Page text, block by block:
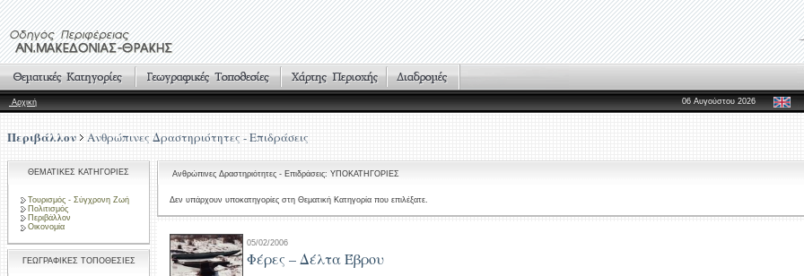
Αρχική 06 Αυγούστου 2026
Περιβάλλον Ανθρώπινες Δραστηριότητες - Επιδράσεις
ΘΕΜΑΤΙΚΕΣ ΚΑΤΗΓΟΡΙΕΣ
Τουρισμός - Σύγχρονη Ζωή
Πολιτισμός
Περιβάλλον
Οικονομία
ΓΕΩΓΡΑΦΙΚΕΣ ΤΟΠΟΘΕΣΙΕΣ
Ανθρώπινες Δραστηριότητες - Επιδράσεις: ΥΠΟΚΑΤΗΓΟΡΙΕΣ
Δεν υπάρχουν υποκατηγορίες στη Θεματική Κατηγορία που επιλέξατε.
05/02/2006
Φέρες – Δέλτα Έβρου